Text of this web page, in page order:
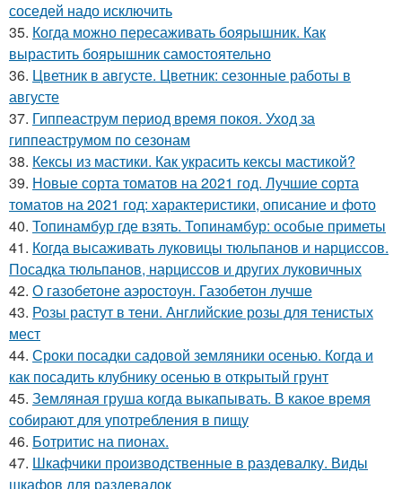
соседей надо исключить
35. Когда можно пересаживать боярышник. Как
вырастить боярышник самостоятельно
36. Цветник в августе. Цветник: сезонные работы в
августе
37. Гиппеаструм период время покоя. Уход за
гиппеаструмом по сезонам
38. Кексы из мастики. Как украсить кексы мастикой?
39. Новые сорта томатов на 2021 год. Лучшие сорта
томатов на 2021 год: характеристики, описание и фото
40. Топинамбур где взять. Топинамбур: особые приметы
41. Когда высаживать луковицы тюльпанов и нарциссов.
Посадка тюльпанов, нарциссов и других луковичных
42. О газобетоне аэростоун. Газобетон лучше
43. Розы растут в тени. Английские розы для тенистых
мест
44. Сроки посадки садовой земляники осенью. Когда и
как посадить клубнику осенью в открытый грунт
45. Земляная груша когда выкапывать. В какое время
собирают для употребления в пищу
46. Ботритис на пионах.
47. Шкафчики производственные в раздевалку. Виды
шкафов для раздевалок